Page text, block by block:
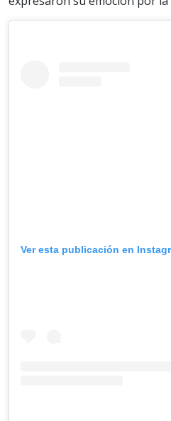
Ver esta publicación en